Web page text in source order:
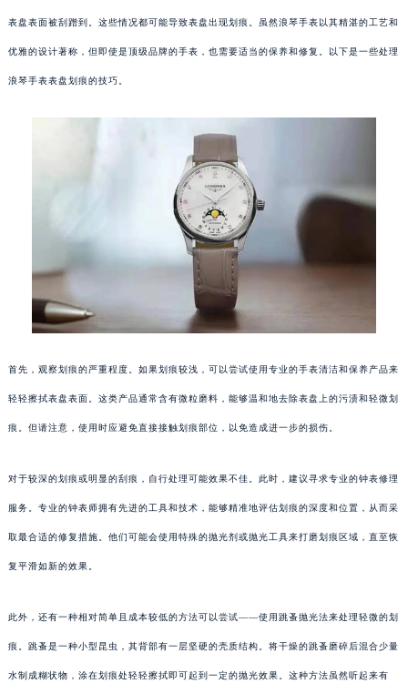
表盘表面被刮蹭到。这些情况都可能导致表盘出现划痕。虽然浪琴手表以其精湛的工艺和
优雅的设计著称，但即使是顶级品牌的手表，也需要适当的保养和修复。以下是一些处理
浪琴手表表盘划痕的技巧。
首先，观察划痕的严重程度。如果划痕较浅，可以尝试使用专业的手表清洁和保养产品来
轻轻擦拭表盘表面。这类产品通常含有微粒磨料，能够温和地去除表盘上的污渍和轻微划
痕。但请注意，使用时应避免直接接触划痕部位，以免造成进一步的损伤。
对于较深的划痕或明显的刮痕，自行处理可能效果不佳。此时，建议寻求专业的钟表修理
服务。专业的钟表师拥有先进的工具和技术，能够精准地评估划痕的深度和位置，从而采
取最合适的修复措施。他们可能会使用特殊的抛光剂或抛光工具来打磨划痕区域，直至恢
复平滑如新的效果。
此外，还有一种相对简单且成本较低的方法可以尝试——使用跳蚤抛光法来处理轻微的划
痕。跳蚤是一种小型昆虫，其背部有一层坚硬的壳质结构。将干燥的跳蚤磨碎后混合少量
水制成糊状物，涂在划痕处轻轻擦拭即可起到一定的抛光效果。这种方法虽然听起来有